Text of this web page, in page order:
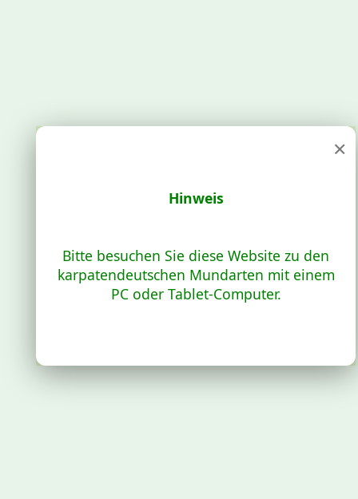
×
Hinweis
Bitte besuchen Sie diese Website zu den
karpatendeutschen Mundarten mit einem
PC oder Tablet-Computer.